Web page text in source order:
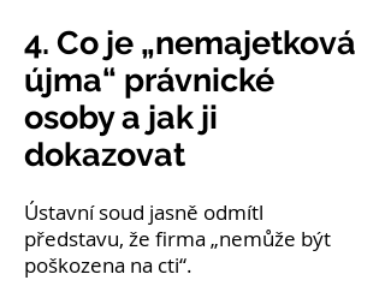
4. Co je „nemajetková
újma“ právnické
osoby a jak ji
dokazovat
Ústavní soud jasně odmítl
představu, že firma „nemůže být
poškozena na cti“.